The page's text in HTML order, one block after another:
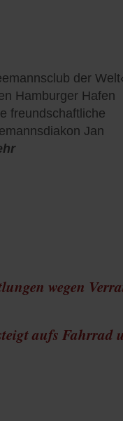
der
Hamburger Hafen
freundschaftliche
Jan
wegen
aufs Fahrrad